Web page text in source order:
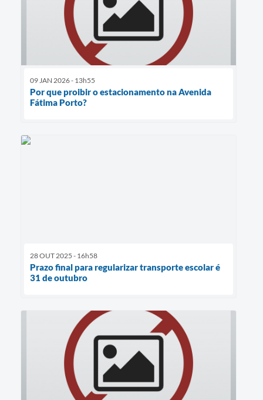
09 JAN 2026 - 13h55
Por que proibir o estacionamento na Avenida
Fátima Porto?
28 OUT 2025 - 16h58
Prazo final para regularizar transporte escolar é
31 de outubro